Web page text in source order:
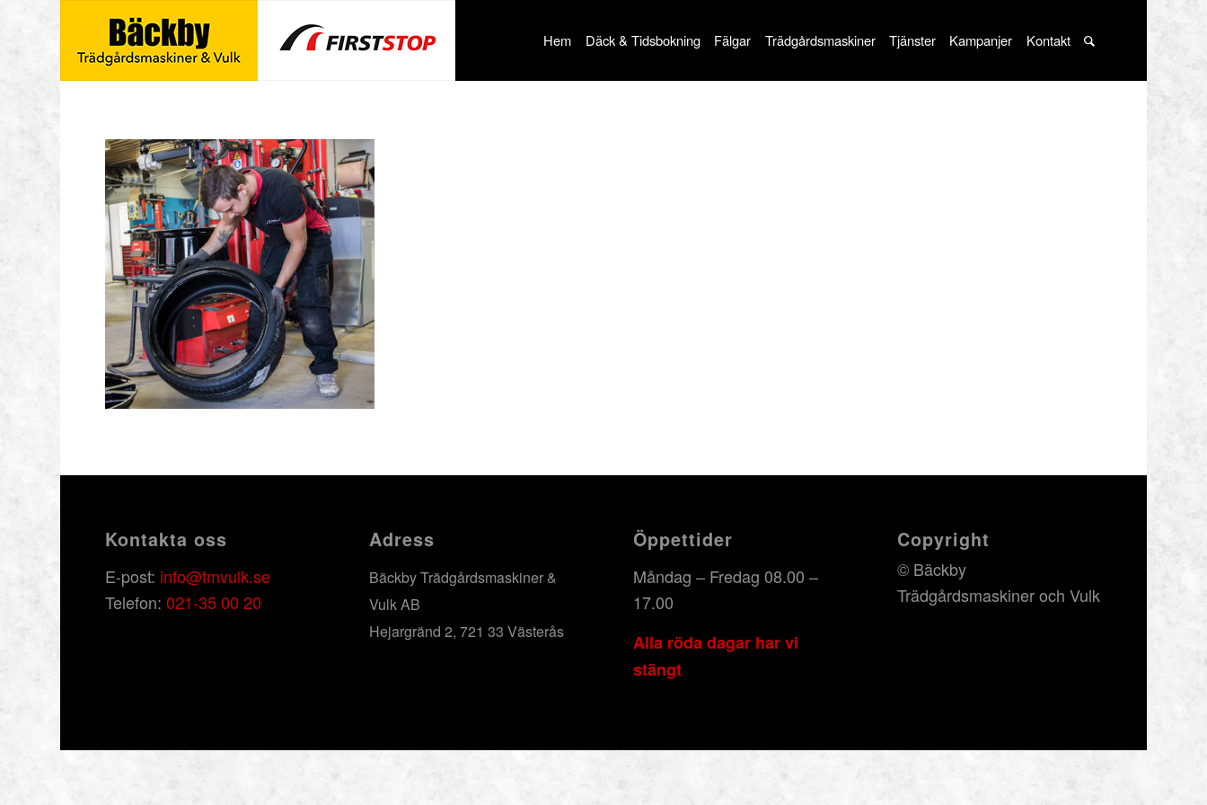
Hem Däck & Tidsbokning Fälgar Trädgårdsmaskiner Tjänster Kampanjer Kontakt
Kontakta oss
E-post: info@tmvulk.se
Telefon:021-35 00 20
Adress
Bäckby Trädgårdsmaskiner &
Vulk AB
Hejargränd 2, 721 33 Västerås
Öppettider
Måndag – Fredag 08.00 –
17.00
Alla röda dagar har vi
stängt
Copyright
© Bäckby
Trädgårdsmaskiner och Vulk